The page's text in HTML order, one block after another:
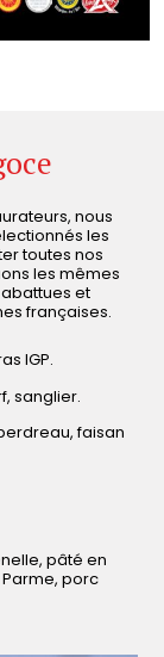
nous
les
toutes nos
les mêmes
et
françaises.
IGP.
sanglier.
faisan
pâté en
porc